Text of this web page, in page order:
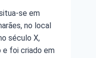
se em
no local
século X,
e foi criado em